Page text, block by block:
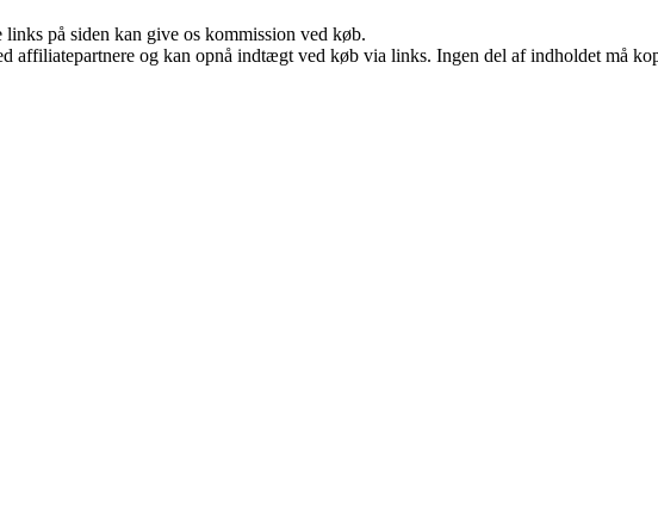
på siden kan give os kommission ved køb.
affiliatepartnere og kan opnå indtægt ved køb via links. Ingen del af indholdet må